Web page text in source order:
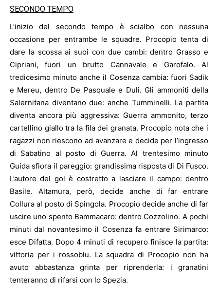
SECONDO TEMPO
L’inizio del secondo tempo è scialbo con nessuna
occasione per entrambe le squadre. Procopio tenta di
dare la scossa ai suoi con due cambi: dentro Grasso e
Cipriani, fuori un brutto Cannavale e Garofalo. Al
tredicesimo minuto anche il Cosenza cambia: fuori Sadik
e Mereu, dentro De Pasquale e Duli. Gli ammoniti della
Salernitana diventano due: anche Tumminelli. La partita
diventa ancora più aggressiva: Guerra ammonito, terzo
cartellino giallo tra la fila dei granata. Procopio nota che i
ragazzi non riescono ad avanzare e decide per l’ingresso
di Sabatino al posto di Guerra. Al trentesimo minuto
Guida sfiora il pareggio: grandissima risposta di Di Fusco.
L’autore del gol è costretto a lasciare il campo: dentro
Basile. Altamura, però, decide anche di far entrare
Collura al posto di Spingola. Procopio decide anche di far
uscire uno spento Bammacaro: dentro Cozzolino. A pochi
minuti dal novantesimo il Cosenza fa entrare Sirimarco:
esce Difatta. Dopo 4 minuti di recupero finisce la partita:
vittoria per i rossoblu. La squadra di Procopio non ha
avuto abbastanza grinta per riprenderla: i granatini
tenteranno di rifarsi con lo Spezia.